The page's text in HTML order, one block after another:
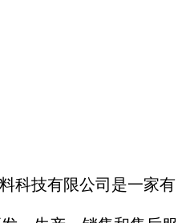
科技有限公司是一家有